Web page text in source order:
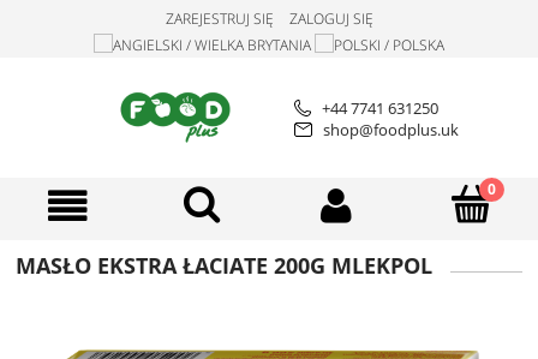
ZAREJESTRUJ SIĘ ZALOGUJ SIĘ
+44 7741 631250
shop@foodplus.uk
MASŁO EKSTRA ŁACIATE 200G MLEKPOL